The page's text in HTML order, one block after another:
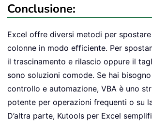
Conclusione:
Excel offre diversi metodi per
colonne in modo efficiente. Per
il trascinamento e rilascio oppure il
sono soluzioni comode. Se hai
controllo e automazione, VBA è uno
potente per operazioni frequenti o su
D’altra parte, Kutools per Excel